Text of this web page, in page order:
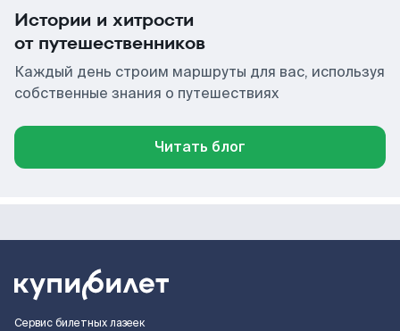
Истории и хитрости
от путешественников
Каждый день строим маршруты для вас, используя
собственные знания о путешествиях
Читать блог
Сервис билетных лазеек